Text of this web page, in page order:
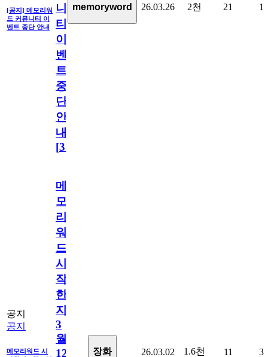
[공지] 메모리워
드 커뮤니티 이
벤트 중단 안내
니
티
이
벤
트
중
단
안
내
[31
memoryword 26.03.26 2천 21 1
공지
공지
메모리워드 시
메
모
리
워
드
시
작
한
지
3
월
12
장화 26.03.02 1.6천 11 3